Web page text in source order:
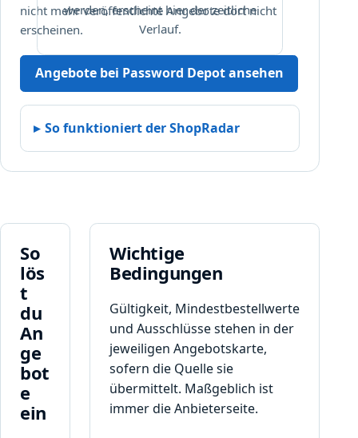
werden, erscheint hier der zeitliche
Verlauf.
nicht mehr veröffentlichte Angebote dort nicht
erscheinen.
Angebote bei Password Depot ansehen
So funktioniert der ShopRadar
So
lös
t
du
An
ge
bot
e
ein
Wichtige
Bedingungen
Gültigkeit, Mindestbestellwerte
und Ausschlüsse stehen in der
jeweiligen Angebotskarte,
sofern die Quelle sie
übermittelt. Maßgeblich ist
immer die Anbieterseite.